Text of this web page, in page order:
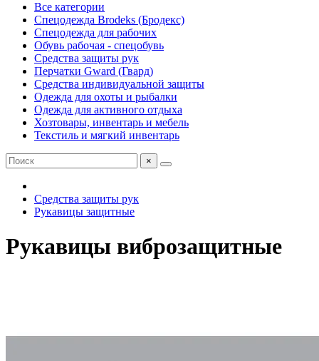
Все категории
Спецодежда Brodeks (Бродекс)
Спецодежда для рабочих
Обувь рабочая - спецобувь
Средства защиты рук
Перчатки Gward (Гвард)
Средства индивидуальной защиты
Одежда для охоты и рыбалки
Одежда для активного отдыха
Хозтовары, инвентарь и мебель
Текстиль и мягкий инвентарь
×
Средства защиты рук
Рукавицы защитные
Рукавицы виброзащитные